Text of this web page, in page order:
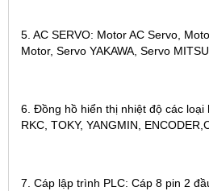
5. AC SERVO: Motor AC Servo,
Motor, Servo YAKAWA, Servo
6. Đồng hồ hiển thị nhiệt độ các loại
RKC, TOKY, YANGMIN,
7. Cáp lập trình PLC: Cáp 8 pin 2